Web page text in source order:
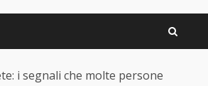
i segnali che molte persone